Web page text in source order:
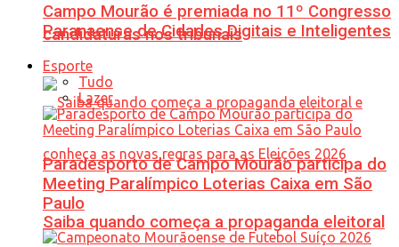
candidaturas nos tribunais
Saiba quando começa a propaganda eleitoral
Campo Mourão é premiada no 11º Congresso
Paranaense de Cidades Digitais e Inteligentes
Esporte
Tudo
Lazer
Paradesporto de Campo Mourão participa do
Meeting Paralímpico Loterias Caixa em São
Paulo